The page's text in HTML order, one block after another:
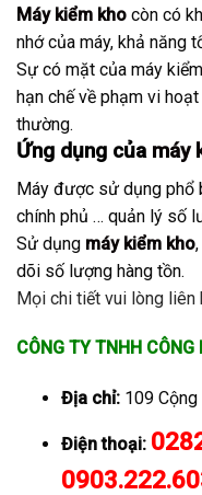
Máy kiểm kho còn có
nhớ của máy, khả năng
Sự có mặt của máy
hạn chế về phạm vi
thường.
Ứng dụng của máy
Máy được sử dụng phổ
chính phủ … quản lý số
Sử dụng máy kiểm kho
dõi số lượng hàng tồn.
Mọi chi tiết vui lòng liên
CÔNG TY TNHH CÔNG
Địa chỉ:109 Cộng
Điện thoại: